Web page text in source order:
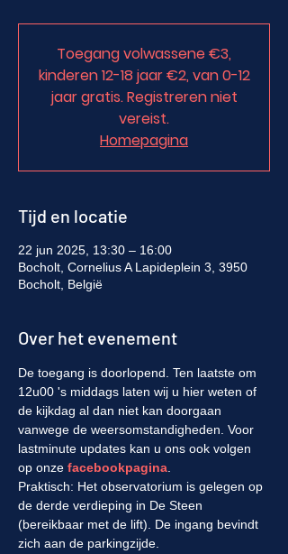
Toegang volwassene €3,
kinderen 12-18 jaar €2, van 0-12
jaar gratis. Registreren niet
vereist.
Homepagina
Tijd en locatie
22 jun 2025, 13:30 – 16:00
Bocholt, Cornelius A Lapideplein 3, 3950
Bocholt, België
Over het evenement
De toegang is doorlopend. Ten laatste om
12u00 's middags laten wij u hier weten of
de kijkdag al dan niet kan doorgaan
vanwege de weersomstandigheden. Voor
lastminute updates kan u ons ook volgen
op onze facebookpagina
Praktisch: Het observatorium is gelegen op
de derde verdieping in De Steen
(bereikbaar met de lift). De ingang bevindt
zich aan de parkingzijde.